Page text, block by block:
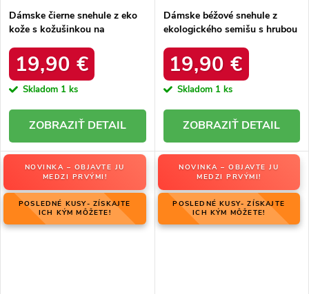
Dámske čierne snehule z eko
kože s kožušinkou na
HY845 BLACK
19,90 €
Skladom 1 ks
DETAIL
Dámske béžové snehule z
ekologického semišu s hrubou
20216-4F LIGHT BEIGE
19,90 €
Skladom 1 ks
DETAIL
NOVINKA – OBJAVTE JU
MEDZI PRVÝMI!
POSLEDNÉ KUSY- ZÍSKAJTE
ICH KÝM MÔŽETE!
NOVINKA – OBJAVTE JU
MEDZI PRVÝMI!
POSLEDNÉ KUSY- ZÍSKAJTE
ICH KÝM MÔŽETE!